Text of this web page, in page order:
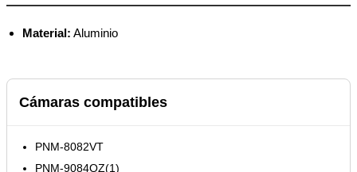
Material: Aluminio
Cámaras compatibles
PNM-8082VT
PNM-9084QZ(1)